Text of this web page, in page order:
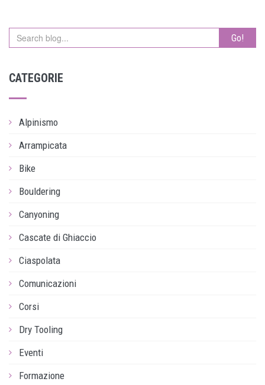
Go!
CATEGORIE
Alpinismo
Arrampicata
Bike
Bouldering
Canyoning
Cascate di Ghiaccio
Ciaspolata
Comunicazioni
Corsi
Dry Tooling
Eventi
Formazione